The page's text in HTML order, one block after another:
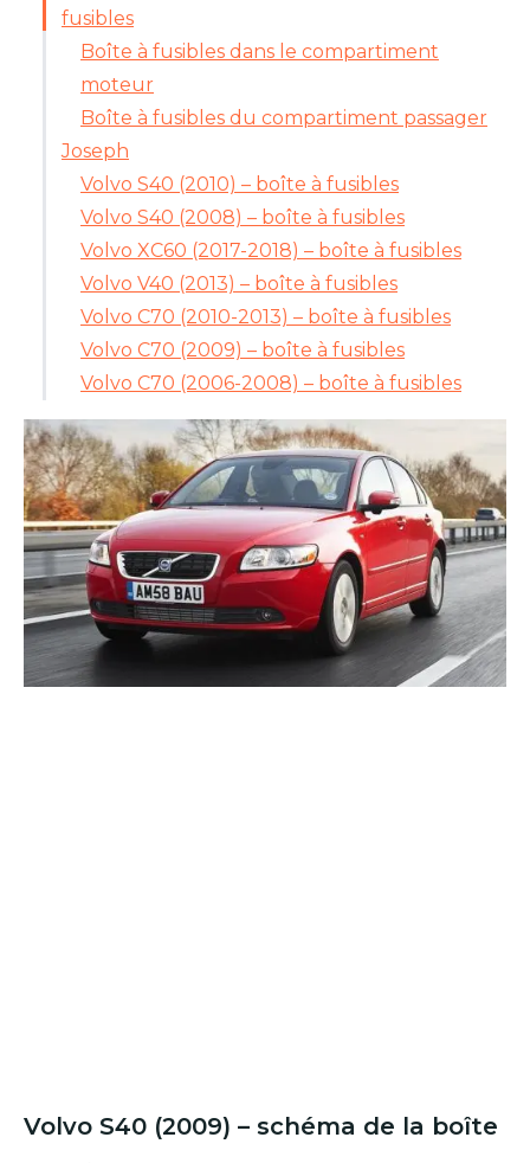
fusibles
Boîte à fusibles dans le compartiment
moteur
Boîte à fusibles du compartiment passager
Joseph
Volvo S40 (2010) – boîte à fusibles
Volvo S40 (2008) – boîte à fusibles
Volvo XC60 (2017-2018) – boîte à fusibles
Volvo V40 (2013) – boîte à fusibles
Volvo C70 (2010-2013) – boîte à fusibles
Volvo C70 (2009) – boîte à fusibles
Volvo C70 (2006-2008) – boîte à fusibles
Volvo S40 (2009) – schéma de la boîte